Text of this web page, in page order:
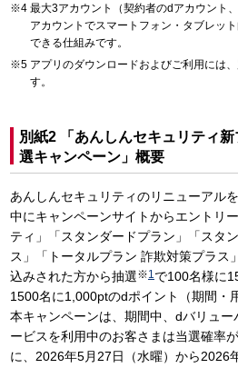
最大3アカウント（契約者のdアカウント
アカウントでスマートフォン・タブレッ
できる仕組みです。
アプリのダウンロードおよびご利用には
す。
別紙2 「あんしんセキュリティ
選キャンペーン」概要
あんしんセキュリティのリニューアル
中にキャンペーンサイトからエントリ
ティ」「スタンダードプラン」「スタ
ス」「トータルプラン 詐欺対策プラス
込みされた方から抽選※1で100名様に
1500名に1,000ptのdポイント（期間・
本キャンペーンは、期間中、dバリュ
ービスを利用中のお客さまは当選確率
に、2026年5月27日（水曜）から2026